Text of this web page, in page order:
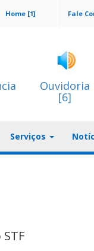
Fale
Home [1]
Ouvidoria
[6]
Serviços